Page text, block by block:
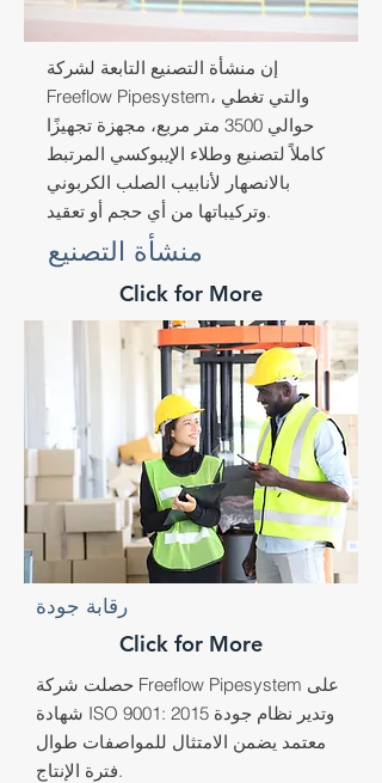
إن منشأة التصنيع التابعة لشركة
Freeflow Pipesystem، والتي تغطي
حوالي 3500 متر مربع، مجهزة تجهيزًا
كاملاً لتصنيع وطلاء الإيبوكسي المرتبط
بالانصهار لأنابيب الصلب الكربوني
وتركيباتها من أي حجم أو تعقيد.
منشأة التصنيع
Click for More
رقابة جودة
Click for More
حصلت شركة Freeflow Pipesystem على
شهادة ISO 9001: 2015 وتدير نظام جودة
معتمد يضمن الامتثال للمواصفات طوال
فترة الإنتاج.